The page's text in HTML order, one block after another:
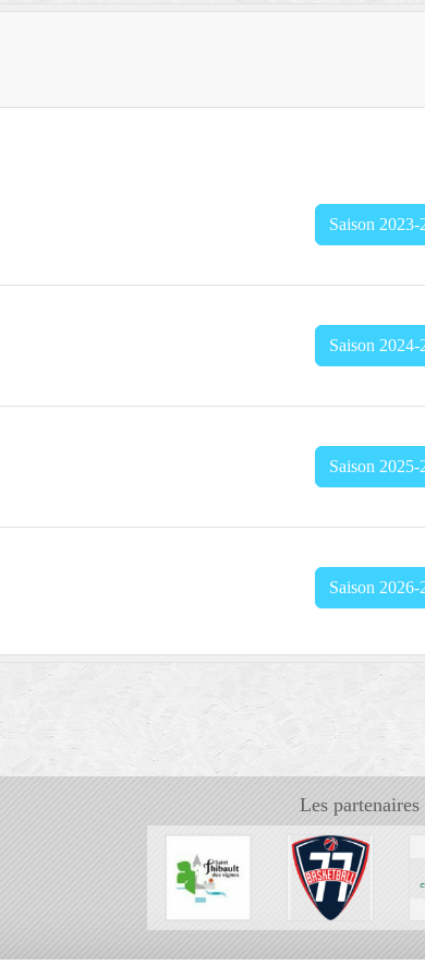
Saison 2023-
Saison 2024-
Saison 2025-
Saison 2026-
Les